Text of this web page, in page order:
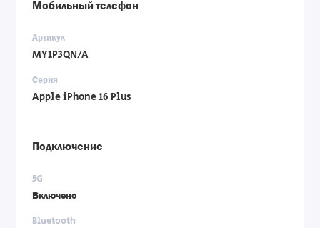
Мобильный телефон
Артикул
MY1P3QN/A
Серия
Apple iPhone 16 Plus
Подключение
5G
Включено
Bluetooth